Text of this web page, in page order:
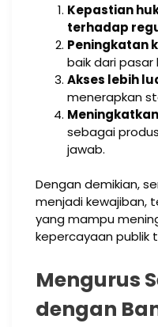
Kepastian
terhadap
Peningkatan
baik dari pasar
Akses lebih
menerapkan
sebagai
jawab.
Dengan demikian,
menjadi kewajiban,
yang mampu
kepercayaan publik
Mengurus
dengan